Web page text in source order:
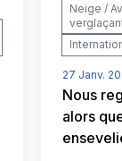
Neige /
27 Janv.
Nous
alors